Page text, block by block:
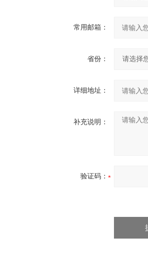
常用邮箱：
省份：
详细地址：
补充说明：
验证码：